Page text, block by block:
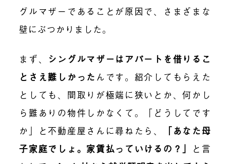
グルマザーであることが原因で、さまざまな
壁にぶつかりました。
まず、
シングルマザーはアパートを借りるこ
とさえ難しかった んです。紹介してもらえた
としても、間取りが極端に狭いとか、何かし
ら難ありの物件しかなくて。「どうしてです
か」と不動産屋さんに尋ねたら、
「あなた母
子家庭でしょ。家賃払っていけるの？」 と言